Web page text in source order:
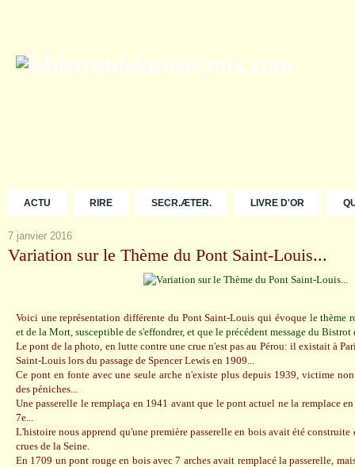
ACTU RIRE SECR.ÆTER. LIVRE D'OR
7 janvier 2016
Variation sur le Thème du Pont Saint-Louis...
Voici une représentation différente du Pont Saint-Louis qui évoque le thème
et de la Mort, susceptible de s'effondrer, et que le précédent message du
Le pont de la photo, en lutte contre une crue n'est pas au Pérou: il existait à
Saint-Louis lors du passage de Spencer Lewis en 1909...
Ce pont en fonte avec une seule arche n'existe plus depuis 1939, victime
des péniches...
Une passerelle le remplaça en 1941 avant que le pont actuel ne la remplace
7e...
L'histoire nous apprend qu'une première passerelle en bois avait été
crues de la Seine.
En 1709 un pont rouge en bois avec 7 arches avait remplacé la passerelle,